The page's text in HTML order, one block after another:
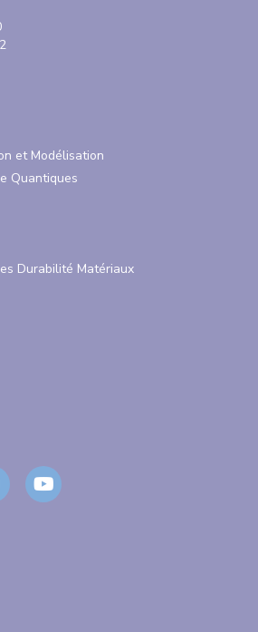
et Modélisation
Quantiques
Durabilité Matériaux